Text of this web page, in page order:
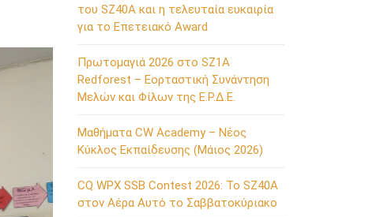
του SZ40A και η τελευταία ευκαιρία
για το Επετειακό Award
Πρωτομαγιά 2026 στο SZ1A
Redforest – Εορταστική Συνάντηση
Μελών και Φίλων της Ε.Ρ.Δ.Ε.
Μαθήματα CW Academy – Νέος
Κύκλος Εκπαίδευσης (Μάιος 2026)
CQ WPX SSB Contest 2026: Το SZ40A
στον Αέρα Αυτό το Σαββατοκύριακο